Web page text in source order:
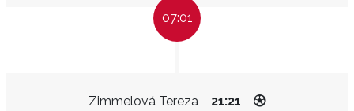
07:01
Zimmelová Tereza 21:21